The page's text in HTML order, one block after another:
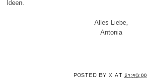
Ideen.
Alles Liebe,
Antonia
POSTED BYX AT 23:59:00